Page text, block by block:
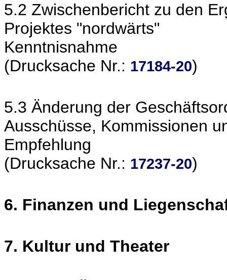
5.2 Zwischenbericht zu den
Projektes "nordwärts"
Kenntnisnahme
(Drucksache Nr.: 17184-20)
5.3 Änderung der
Ausschüsse, Kommissionen
Empfehlung
(Drucksache Nr.: 17237-20)
6. Finanzen und
7. Kultur und Theater